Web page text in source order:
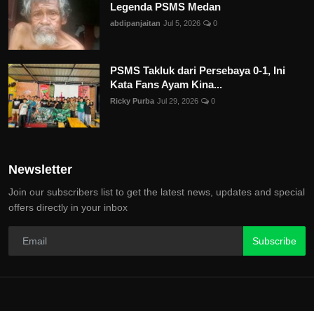
Legenda PSMS Medan
abdipanjaitan Jul 5, 2026 0
PSMS Takluk dari Persebaya 0-1, Ini
Kata Fans Ayam Kina...
Ricky Purba Jul 29, 2026 0
Newsletter
Join our subscribers list to get the latest news, updates and special
offers directly in your inbox
Subscribe